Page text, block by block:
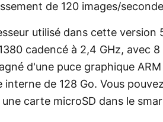
de 120 images/
utilisé dans cette version
cadencé à 2,4 GHz, avec
d'une puce graphique
interne de 128 Go. Vous
carte microSD dans le